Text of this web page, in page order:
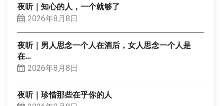
夜听｜知心的人，一个就够了
2026年8月8日
夜听｜男人思念一个人在酒后，女人思念一个人是
在…
2026年8月8日
夜听｜珍惜那些在乎你的人